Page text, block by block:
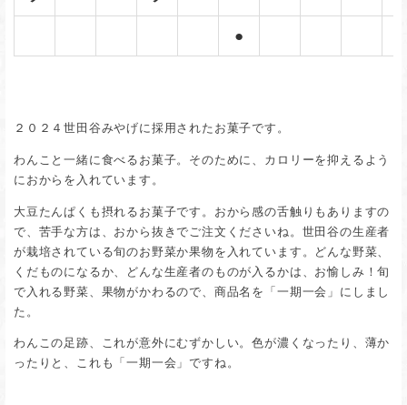
●
２０２４世田谷みやげに採用されたお菓子です。
わんこと一緒に食べるお菓子。そのために、カロリーを抑えるよう
におからを入れています。
大豆たんぱくも摂れるお菓子です。おから感の舌触りもありますの
で、苦手な方は、おから抜きでご注文くださいね。世田谷の生産者
が栽培されている旬のお野菜か果物を入れています。どんな野菜、
くだものになるか、どんな生産者のものが入るかは、お愉しみ！旬
で入れる野菜、果物がかわるので、商品名を「一期一会」にしまし
た。
わんこの足跡、これが意外にむずかしい。色が濃くなったり、薄か
ったりと、これも「一期一会」ですね。